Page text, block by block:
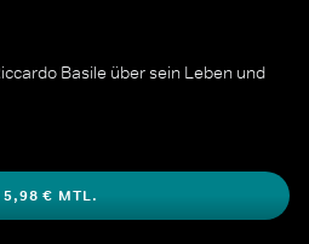
Basile über sein Leben und
5,98 € MTL.